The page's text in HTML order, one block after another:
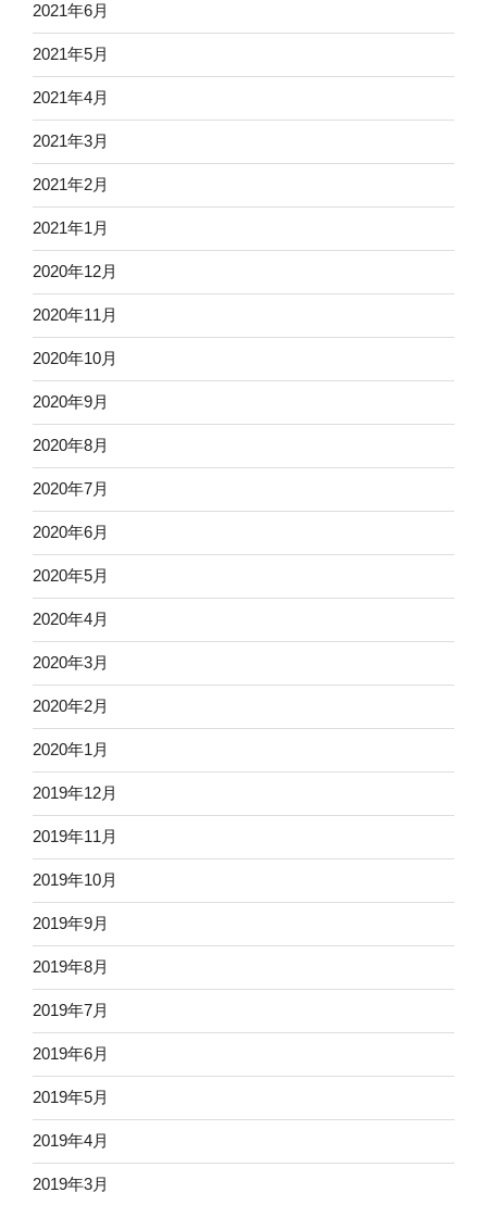
2021年6月
2021年5月
2021年4月
2021年3月
2021年2月
2021年1月
2020年12月
2020年11月
2020年10月
2020年9月
2020年8月
2020年7月
2020年6月
2020年5月
2020年4月
2020年3月
2020年2月
2020年1月
2019年12月
2019年11月
2019年10月
2019年9月
2019年8月
2019年7月
2019年6月
2019年5月
2019年4月
2019年3月